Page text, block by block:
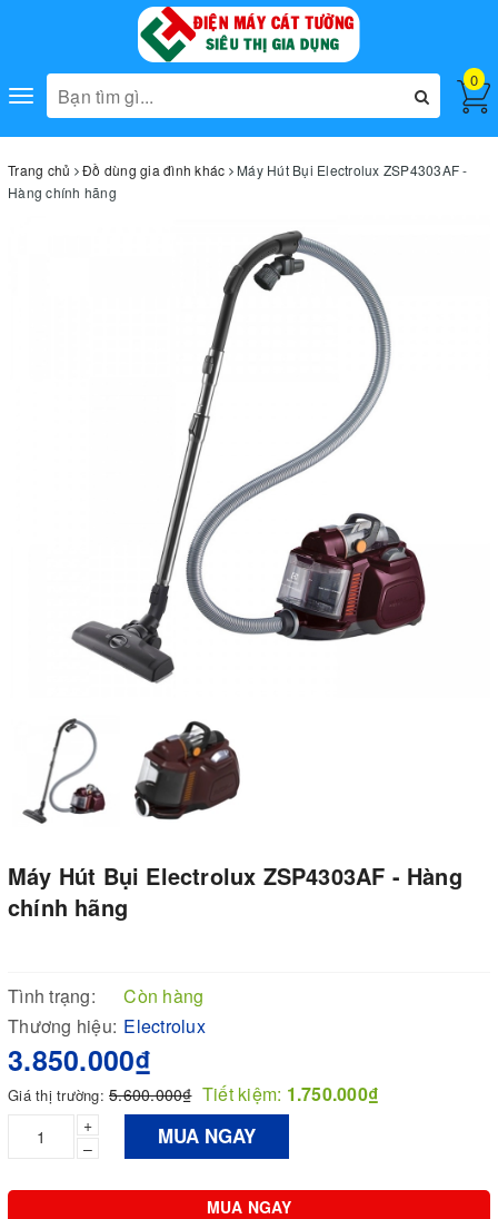
Toggle
navigation
0
Trang chủ Đồ dùng gia đình khác
Máy Hút Bụi Electrolux ZSP4303AF -
Hàng chính hãng
Máy Hút Bụi Electrolux ZSP4303AF - Hàng
chính hãng
Tình trạng:
Còn hàng
Thương hiệu: Electrolux
3.850.000₫
Giá thị trường: 5.600.000₫ Tiết kiệm: 1.750.000₫
+
–
MUA NGAY
MUA NGAY